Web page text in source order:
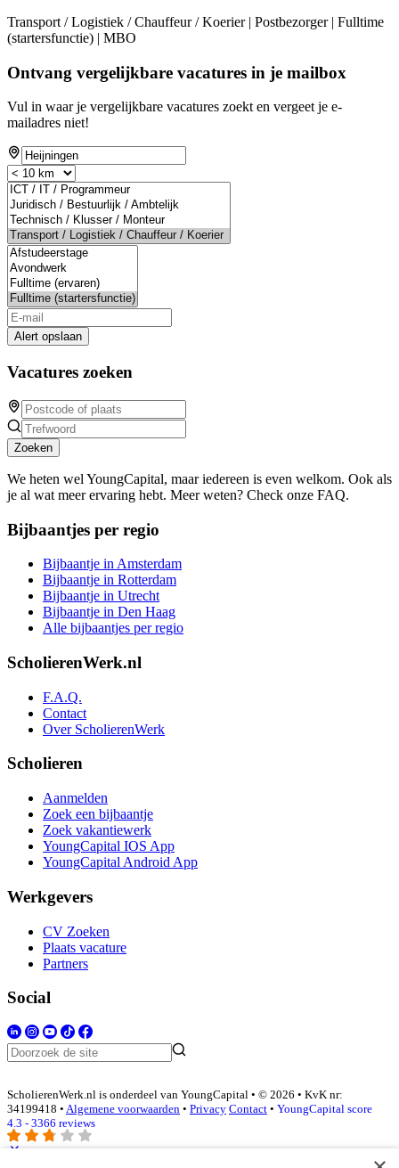
Transport / Logistiek / Chauffeur / Koerier | Postbezorger | Fulltime
(startersfunctie) | MBO
Ontvang vergelijkbare vacatures in je mailbox
Vul in waar je vergelijkbare vacatures zoekt en vergeet je e-
mailadres niet!
Alert opslaan
Vacatures zoeken
Zoeken
We heten wel YoungCapital, maar iedereen is even welkom. Ook als
je al wat meer ervaring hebt. Meer weten? Check onze FAQ.
Bijbaantjes per regio
Bijbaantje in Amsterdam
Bijbaantje in Rotterdam
Bijbaantje in Utrecht
Bijbaantje in Den Haag
Alle bijbaantjes per regio
ScholierenWerk.nl
F.A.Q.
Contact
Over ScholierenWerk
Scholieren
Aanmelden
Zoek een bijbaantje
Zoek vakantiewerk
YoungCapital IOS App
YoungCapital Android App
Werkgevers
CV Zoeken
Plaats vacature
Partners
Social
ScholierenWerk.nl is onderdeel van YoungCapital • © 2026 • KvK nr:
34199418 • Algemene voorwaarden • Privacy Contact • YoungCapital score
4.3 - 3366 reviews